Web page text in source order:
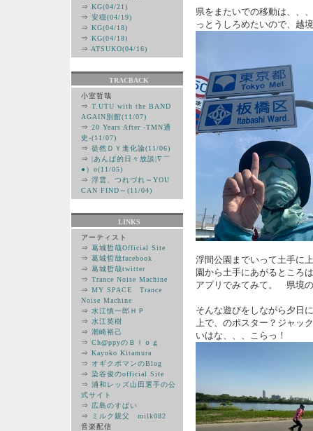
⇒ KG(04/21)
⇒ 安穏(04/19)
⇒ KG(04/18)
⇒ KG(04/18)
⇒ ATSUKO(04/16)
TRACBACK
小室哲哉
⇒ T.UTU with the BAND
AGAIN別館(11/07)
⇒ 20 Years After -TMN通
史-(11/07)
⇒ 徒然ＤＹ進化論(11/06)
⇒ |あんぱ的日々放談|∇￣
●）ο(11/05)
⇒ 浮雲、つれづれ～YOU
CAN FIND～(11/04)
LINKS
アーティスト
⇒ 葛城哲哉Official Site
⇒ 葛城哲哉facebook
⇒ 葛城哲哉twitter
⇒ Trance Noise Machine
⇒ MY SPACE Trance
Noise Machine
⇒ 水江慎一郎ＨＰ
⇒ 水江英樹
⇒ 潮崎裕己
⇒ Ch@ppyのＢｌｏｇ
⇒ Kayoko Kitamura
⇒ オギクボマンのBlog
⇒ 染谷俊のofficial Site
⇒ 浦和レッズ山田選手の公
式サイト
⇒ 広島のすぱい
⇒
ミルク親父 milk082
音楽配信
県をまたいでの移動は、、
っとうしろめたいので、越
浮間公園までいって土手に
園から土手にあがるところ
アプリでみてみて。 県境
そんな遊びをしながら夕日
上で、のポスター？ジャッ
いはな、、、こらっ！